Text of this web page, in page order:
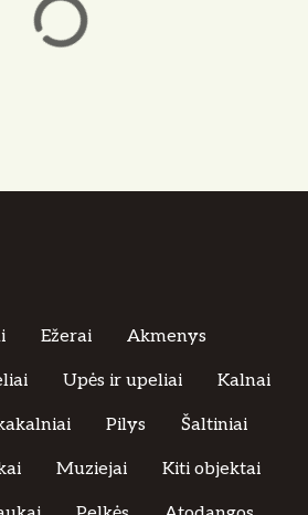
Ežerai Akmenys
Upės ir upeliai Kalnai
Pilys Šaltiniai
Muziejai Kiti objektai